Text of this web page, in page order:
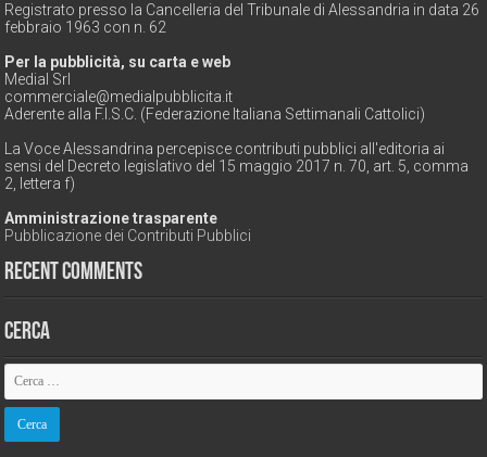
Registrato presso la Cancelleria del Tribunale di Alessandria in data 26
febbraio 1963 con n. 62
Per la pubblicità, su carta e web
Medial Srl
commerciale@medialpubblicita.it
Aderente alla F.I.S.C. (Federazione Italiana Settimanali Cattolici)
La Voce Alessandrina percepisce contributi pubblici all'editoria ai
sensi del Decreto legislativo del 15 maggio 2017 n. 70, art. 5, comma
2, lettera f)
Amministrazione trasparente
Pubblicazione dei Contributi Pubblici
Recent Comments
Cerca